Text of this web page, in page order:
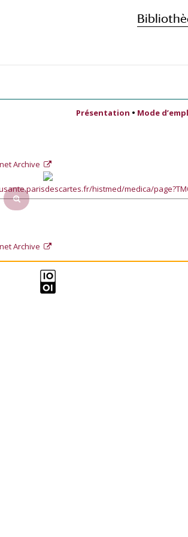
Présentation • Mode
Archive
histmed/medica/
Archive